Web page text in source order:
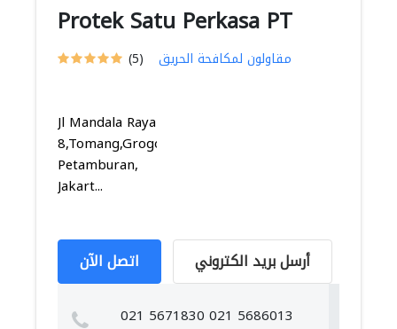
Protek Satu Perkasa PT
(5) مقاولون لمكافحة الحريق
Jl Mandala Raya
8,Tomang,Grogol
Petamburan,
Jakart...
اتصل الآن أرسل بريد الكتروني
021 5671830 021 5686013